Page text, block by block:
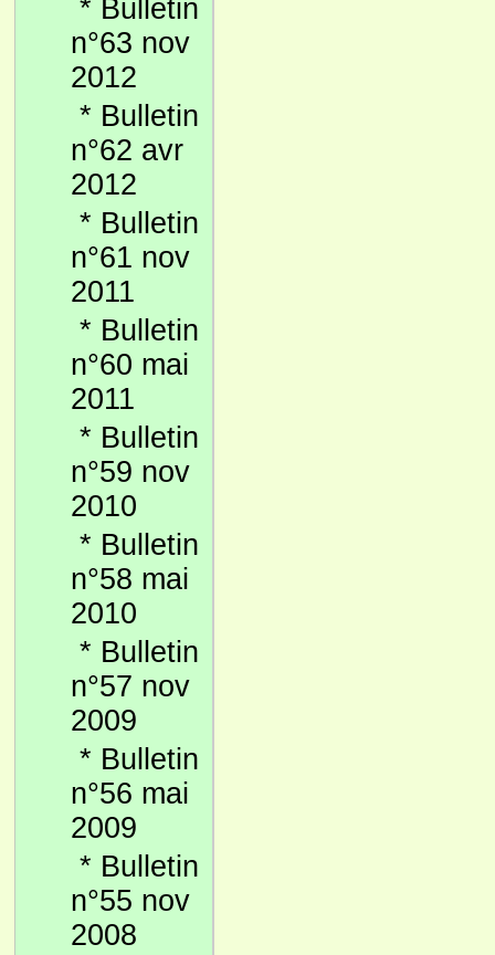
* Bulletin
n°63 nov
2012
* Bulletin
n°62 avr
2012
* Bulletin
n°61 nov
2011
* Bulletin
n°60 mai
2011
* Bulletin
n°59 nov
2010
* Bulletin
n°58 mai
2010
* Bulletin
n°57 nov
2009
* Bulletin
n°56 mai
2009
* Bulletin
n°55 nov
2008